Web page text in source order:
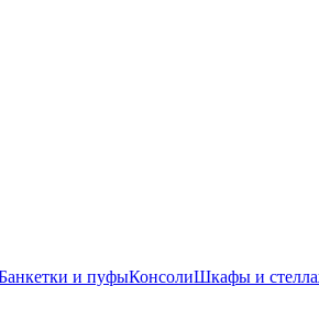
и пуфыКонсолиШкафы и